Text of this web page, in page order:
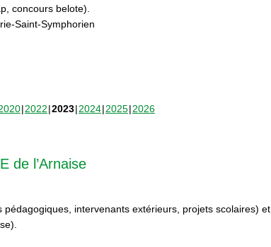
concours belote).
Saint-Symphorien
2022 2023 2024 2025 2026
de l’Arnaise
pédagogiques, intervenants extérieurs, projets scolaires) et